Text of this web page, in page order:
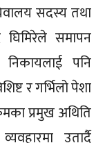
सदस्य तथा
घिमिरेले समापन
निकायलाई पनि
र गर्भिलो पेशा
प्रमुख अथिति
उतार्दै